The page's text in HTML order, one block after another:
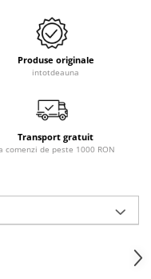
Produse originale
intotdeauna
Transport gratuit
comenzi de peste 1000 RON